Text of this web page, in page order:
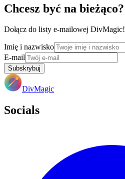
Chcesz być na bieżąco?
Dołącz do listy e-mailowej DivMagic!
Imię i nazwisko
E-mail
Subskrybuj
DivMagic
Socials